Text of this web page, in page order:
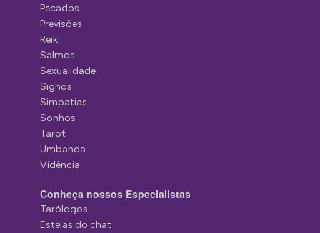
Pecados
Previsões
Reiki
Salmos
Sexualidade
Signos
Simpatias
Sonhos
Tarot
Umbanda
Vidência
Conheça nossos Especialistas
Tarólogos
Estelas do chat